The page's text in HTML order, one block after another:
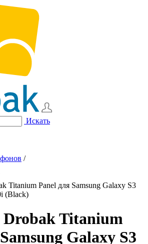
Искать
/
Titanium Panel для Samsung Galaxy S3
(Black)
Titanium
Galaxy S3